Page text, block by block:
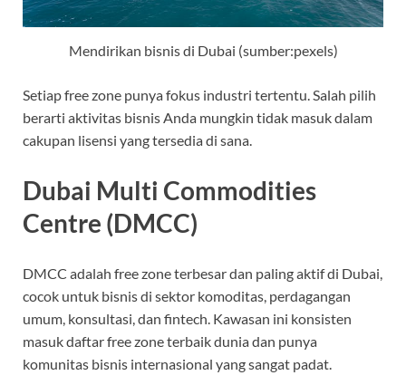
Mendirikan bisnis di Dubai (sumber:pexels)
Setiap free zone punya fokus industri tertentu. Salah pilih
berarti aktivitas bisnis Anda mungkin tidak masuk dalam
cakupan lisensi yang tersedia di sana.
Dubai Multi Commodities
Centre (DMCC)
DMCC adalah free zone terbesar dan paling aktif di Dubai,
cocok untuk bisnis di sektor komoditas, perdagangan
umum, konsultasi, dan fintech. Kawasan ini konsisten
masuk daftar free zone terbaik dunia dan punya
komunitas bisnis internasional yang sangat padat.